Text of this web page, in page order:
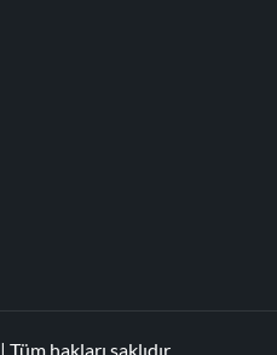
| Tüm hakları saklıdır.